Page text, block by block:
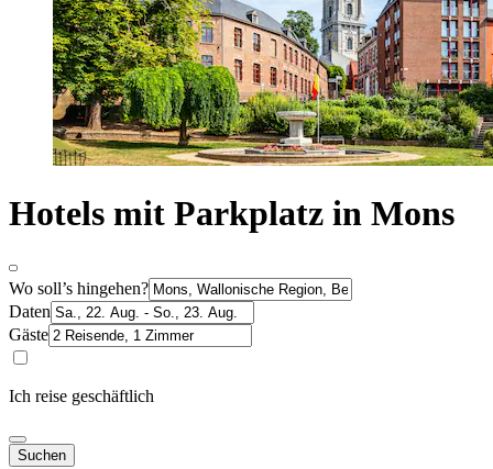
Hotels mit Parkplatz in Mons
Wo soll’s hingehen?
Daten
Gäste
Ich reise geschäftlich
Suchen